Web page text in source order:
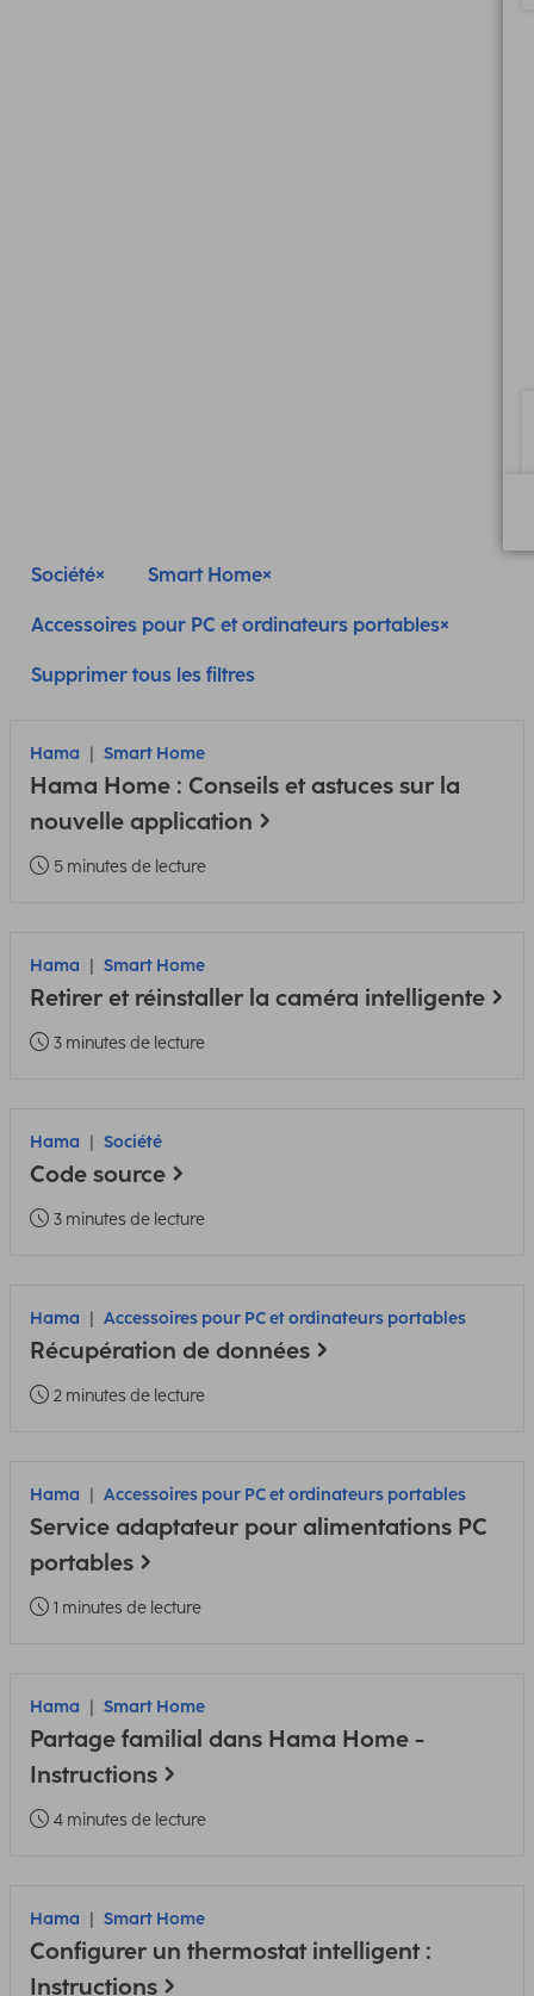
Société Smart Home
Accessoires pour PC et ordinateurs portables
Supprimer tous les filtres
Hama Smart Home
Hama Home : Conseils et astuces sur la
nouvelle application
5 minutes de lecture
Hama Smart Home
Retirer et réinstaller la caméra intelligente
3 minutes de lecture
Hama Société
Code source
3 minutes de lecture
Hama Accessoires pour PC et ordinateurs portables
Récupération de données
2 minutes de lecture
Hama Accessoires pour PC et ordinateurs portables
Service adaptateur pour alimentations PC
portables
1 minutes de lecture
Hama Smart Home
Partage familial dans Hama Home -
Instructions
4 minutes de lecture
Hama Smart Home
Configurer un thermostat intelligent :
Instructions